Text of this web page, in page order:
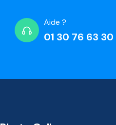
Aide ?
01 30 76 63 30